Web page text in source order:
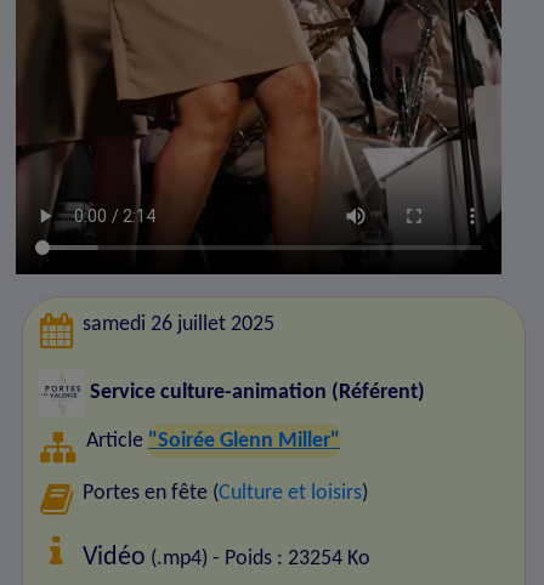
samedi 26 juillet 2025
Service culture-animation (Référent)
Article "Soirée Glenn Miller"
Portes en fête (Culture et loisirs)
Vidéo (.mp4) - Poids : 23254 Ko